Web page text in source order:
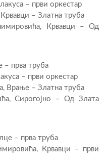
– први оркестар
– Златна труба
Крвавци – Од
– прва труба
– први оркестар
Врање – Златна труба
Сирогојно – Од Злата
– прва труба
Крвавци – први